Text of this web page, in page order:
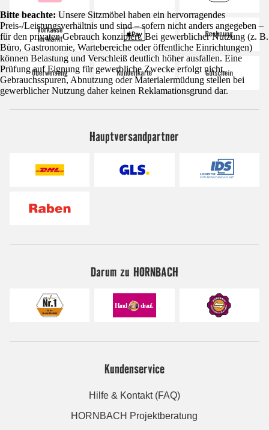
Bitte beachte: Unsere Sitzmöbel haben ein hervorragendes
Preis-/Leistungsverhältnis und sind – sofern nicht anders angegeben –
für den privaten Gebrauch konzipiert. Bei gewerblicher Nutzung (z. B.
Büro, Gastronomie, Wartebereiche oder öffentliche Einrichtungen)
können Belastung und Verschleiß deutlich höher ausfallen. Eine
Prüfung auf Eignung für gewerbliche Zwecke erfolgt nicht.
Gebrauchsspuren, Abnutzung oder Materialermüdung stellen bei
gewerblicher Nutzung daher keinen Reklamationsgrund dar.
Hauptversandpartner
Darum zu HORNBACH
Kundenservice
Hilfe & Kontakt (FAQ)
HORNBACH Projektberatung